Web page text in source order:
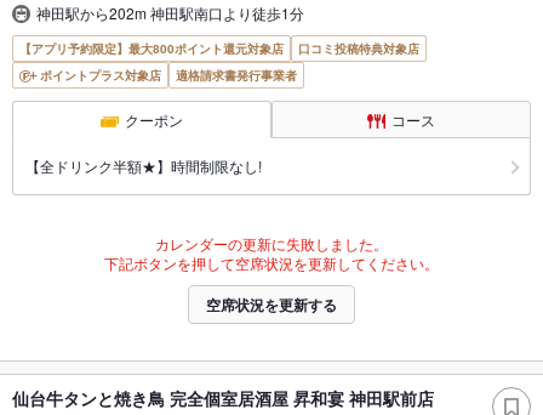
神田駅から202m 神田駅南口より徒歩1分
【アプリ予約限定】最大800ポイント還元対象店
口コミ投稿特典対象店
ポイントプラス対象店
適格請求書発行事業者
クーポン コース
【全ドリンク半額★】時間制限なし!
カレンダーの更新に失敗しました。
下記ボタンを押して空席状況を更新してください。
空席状況を更新する
仙台牛タンと焼き鳥 完全個室居酒屋 昇和宴 神田駅前店